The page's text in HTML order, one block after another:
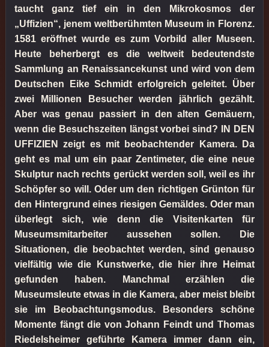
taucht ganz tief ein in den Mikrokosmos der
„Uffizien“, jenem weltberühmten Museum in Florenz.
1581 eröffnet wurde es zum Vorbild aller Museen.
Heute beherbergt es die weltweit bedeutendste
Sammlung an Renaissancekunst und wird von dem
Deutschen Eike Schmidt erfolgreich geleitet. Über
zwei Millionen Besucher werden jährlich gezählt.
Aber was genau passiert in den alten Gemäuern,
wenn die Besuchszeiten längst vorbei sind? IN DEN
UFFIZIEN zeigt es mit beobachtender Kamera. Da
geht es mal um ein paar Zentimeter, die eine neue
Skulptur nach rechts gerückt werden soll, weil es ihr
Schöpfer so will. Oder um den richtigen Grünton für
den Hintergrund eines riesigen Gemäldes. Oder man
überlegt sich, wie denn die Visitenkarten für
Museumsmitarbeiter aussehen sollen. Die
Situationen, die beobachtet werden, sind genauso
vielfältig wie die Kunstwerke, die hier ihre Heimat
gefunden haben. Manchmal erzählen die
Museumsleute etwas in die Kamera, aber meist bleibt
sie im Beobachtungsmodus. Besonders schöne
Momente fängt die von Johann Feindt und Thomas
Riedelsheimer geführte Kamera immer dann ein,